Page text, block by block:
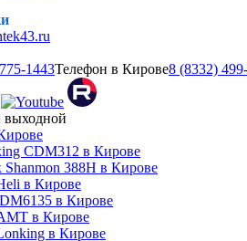
1443Телефон в Кирове8 (8332)
выходной